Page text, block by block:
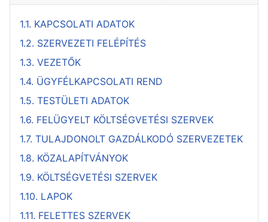
1.1. KAPCSOLATI ADATOK
1.2. SZERVEZETI FELÉPÍTÉS
1.3. VEZETŐK
1.4. ÜGYFÉLKAPCSOLATI REND
1.5. TESTÜLETI ADATOK
1.6. FELÜGYELT KÖLTSÉGVETÉSI SZERVEK
1.7. TULAJDONOLT GAZDÁLKODÓ SZERVEZETEK
1.8. KÖZALAPÍTVÁNYOK
1.9. KÖLTSÉGVETÉSI SZERVEK
1.10. LAPOK
1.11. FELETTES SZERVEK